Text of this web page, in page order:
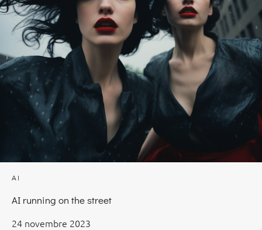
AI
AI running on the street
24 novembre 2023